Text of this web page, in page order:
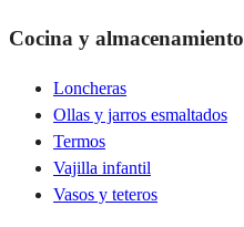
Cocina y almacenamiento
Loncheras
Ollas y jarros esmaltados
Termos
Vajilla infantil
Vasos y teteros